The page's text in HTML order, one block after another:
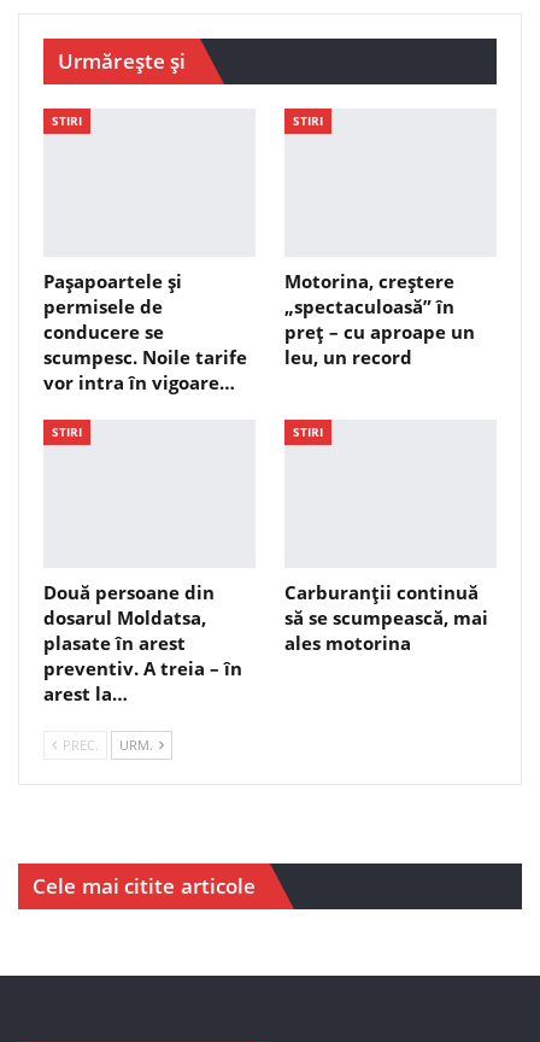
Urmărește și
STIRI
Pașapoartele și
permisele de
conducere se
scumpesc. Noile tarife
vor intra în vigoare…
STIRI
Motorina, creștere
„spectaculoasă” în
preț – cu aproape un
leu, un record
STIRI
Două persoane din
dosarul Moldatsa,
plasate în arest
preventiv. A treia – în
arest la…
STIRI
Carburanții continuă
să se scumpească, mai
ales motorina
PREC. URM.
Cele mai citite articole